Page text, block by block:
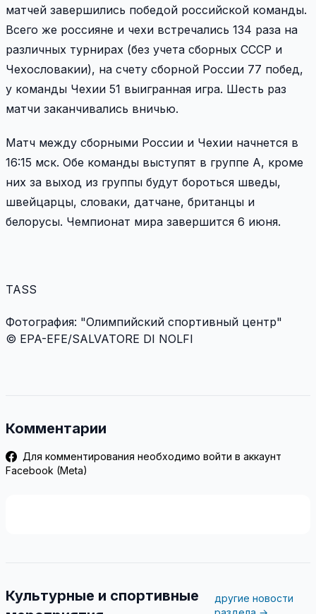
матчей завершились победой российской команды.
Всего же россияне и чехи встречались 134 раза на
различных турнирах (без учета сборных СССР и
Чехословакии), на счету сборной России 77 побед,
у команды Чехии 51 выигранная игра. Шесть раз
матчи заканчивались вничью.
Матч между сборными России и Чехии начнется в
16:15 мск. Обе команды выступят в группе А, кроме
них за выход из группы будут бороться шведы,
швейцарцы, словаки, датчане, британцы и
белорусы. Чемпионат мира завершится 6 июня.
TASS
Фотография: "Олимпийский спортивный центр"
© EPA-EFE/SALVATORE DI NOLFI
Комментарии
Для комментирования необходимо войти в аккаунт
Facebook (Meta)
Культурные и спортивные
другие новости